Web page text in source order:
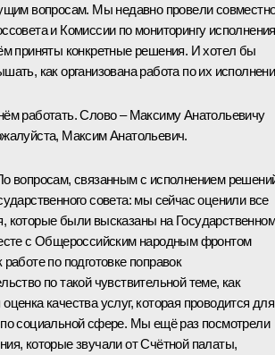
вопросам. Мы недавно провели
и Комиссии по мониторингу исполнения
приняты конкретные решения. И хотел бы
как организована работа по их
работать. Слово – Максиму Анатольевичу
Максим Анатольевич.
вопросам, связанным с исполнением
совета: мы сейчас оценили все
которые были высказаны на Государственном
с Общероссийским народным фронтом
работе по подготовке поправок
по такой чувствительной теме, как
качества услуг, которая проводится для
по социальной сфере. Мы ещё раз посмотрели
которые звучали от Счётной палаты,